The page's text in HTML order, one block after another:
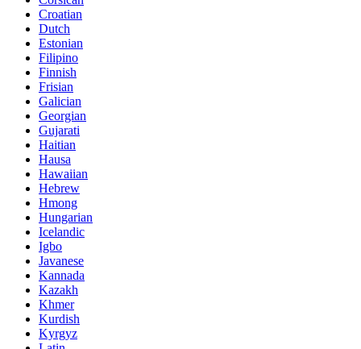
Croatian
Dutch
Estonian
Filipino
Finnish
Frisian
Galician
Georgian
Gujarati
Haitian
Hausa
Hawaiian
Hebrew
Hmong
Hungarian
Icelandic
Igbo
Javanese
Kannada
Kazakh
Khmer
Kurdish
Kyrgyz